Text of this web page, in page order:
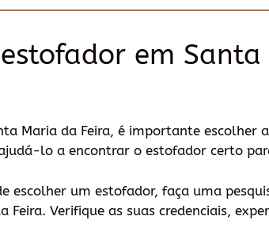
em
Maria da Feira, é importante escolher
lo a encontrar o estofador certo
escolher um estofador, faça uma
Verifique as suas credenciais,